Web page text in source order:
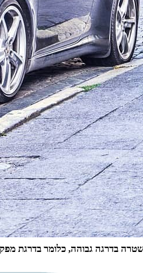
בדרגה גבוהה, כלומר בדרגת